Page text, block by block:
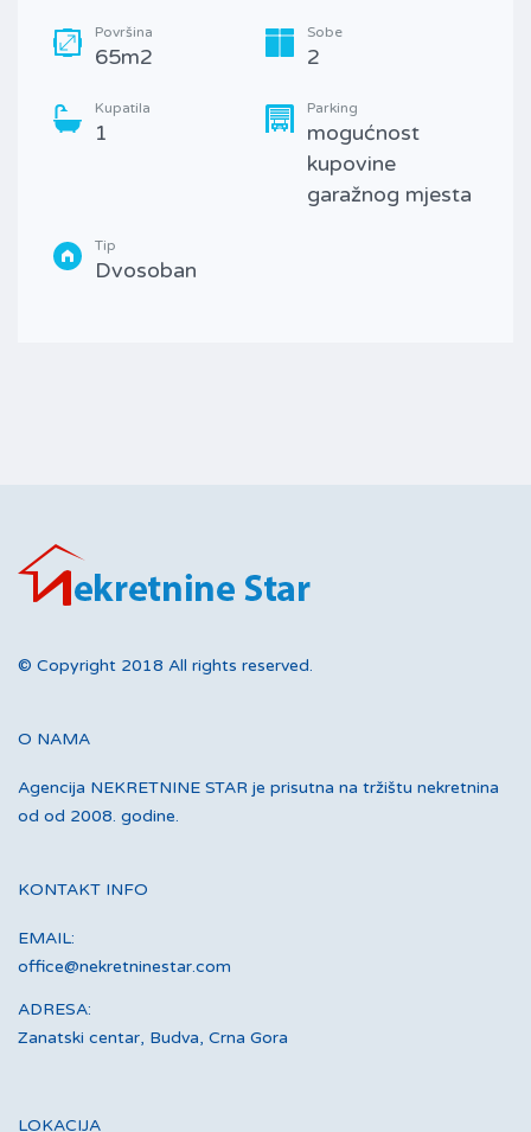
Površina
65m2
Sobe
2
Kupatila
1
Parking
mogućnost
kupovine
garažnog mjesta
Tip
Dvosoban
© Copyright 2018 All rights reserved.
O NAMA
Agencija NEKRETNINE STAR je prisutna na tržištu nekretnina
od od 2008. godine.
KONTAKT INFO
EMAIL:
office@nekretninestar.com
ADRESA:
Zanatski centar, Budva, Crna Gora
LOKACIJA